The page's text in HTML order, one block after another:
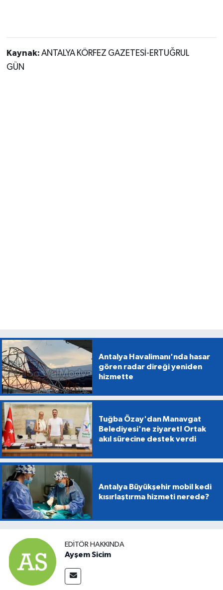
Kaynak: ANTALYA KÖRFEZ GAZETESİ-ERTUĞRUL
GÜN
Antalya Havalimanı'nda hasar
gören radar direği yeniden
hizmette
Tuğba Özay'dan Manavgat
Belediyesi'ne ziyaret! Ortak
akıl sürecine destek verdi
Antalya Büyükşehir mobil kedi
kısırlaştırma hizmeti nerede?
EDITÖR HAKKINDA
Ayşem Sicim